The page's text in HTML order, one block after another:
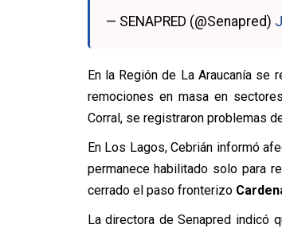
— SENAPRED (@Senapred)
En la Región de La Araucanía
remociones en masa en
Corral, se registraron problemas
En Los Lagos, Cebrián informó
permanece habilitado solo para
cerrado el paso fronterizo
La directora de Senapred indicó